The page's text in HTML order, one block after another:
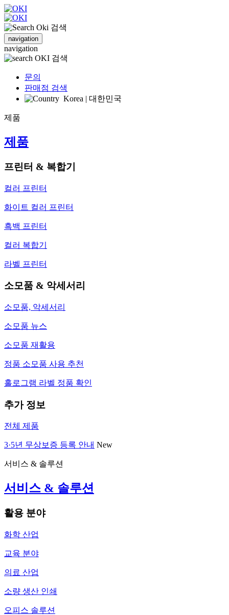
검색
navigation
navigation
검색
문의
판매점 검색
Korea | 대한민국
제품
제품
프린터 & 복합기
컬러 프린터
화이트 컬러 프린터
흑백 프린터
컬러 복합기
라벨 프린터
소모품 & 악세서리
소모품, 악세서리
소모품 뉴스
소모품 재활용
정품 소모품 사용 추천
홀로그램 라벨 정품 확인
추가 정보
전체 제품
3·5년 무상보증 등록 안내 New
서비스 & 솔루션
서비스 & 솔루션
활용 분야
화학 산업
교육 분야
의료 산업
소량 생산 인쇄
오피스 솔루션